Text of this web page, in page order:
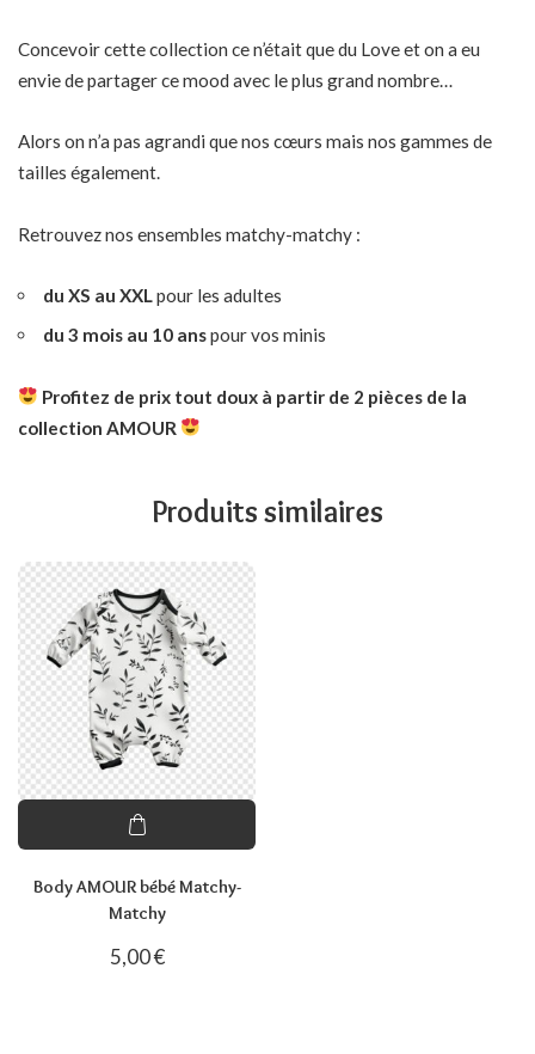
Concevoir cette collection ce n’était que du Love et on a eu
envie de partager ce mood avec le plus grand nombre…
Alors on n’a pas agrandi que nos cœurs mais nos gammes de
tailles également.
Retrouvez nos ensembles matchy-matchy :
du XS au XXLpour les adultes
du 3 mois au 10 anspour vos minis
Profitez de prix tout doux à partir de 2 pièces de la
collection AMOUR
Produits similaires
Body AMOUR bébé Matchy-
Matchy
5,00€